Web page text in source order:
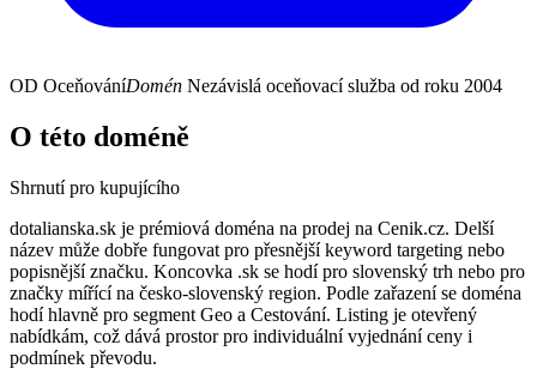
OD OceňováníDomén Nezávislá oceňovací služba od roku 2004
O této doméně
Shrnutí pro kupujícího
dotalianska.sk je prémiová doména na prodej na Cenik.cz. Delší
název může dobře fungovat pro přesnější keyword targeting nebo
popisnější značku. Koncovka .sk se hodí pro slovenský trh nebo pro
značky mířící na česko-slovenský region. Podle zařazení se doména
hodí hlavně pro segment Geo a Cestování. Listing je otevřený
nabídkám, což dává prostor pro individuální vyjednání ceny i
podmínek převodu.